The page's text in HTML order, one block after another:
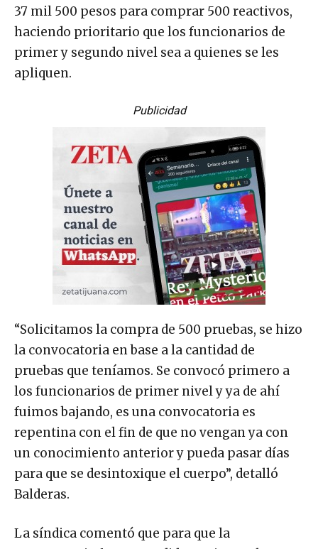
37 mil 500 pesos para comprar 500 reactivos,
haciendo prioritario que los funcionarios de
primer y segundo nivel sea a quienes se les
apliquen.
Publicidad
“Solicitamos la compra de 500 pruebas, se hizo
la convocatoria en base a la cantidad de
pruebas que teníamos. Se convocó primero a
los funcionarios de primer nivel y ya de ahí
fuimos bajando, es una convocatoria es
repentina con el fin de que no vengan ya con
un conocimiento anterior y pueda pasar días
para que se desintoxique el cuerpo”, detalló
Balderas.
La síndica comentó que para que la